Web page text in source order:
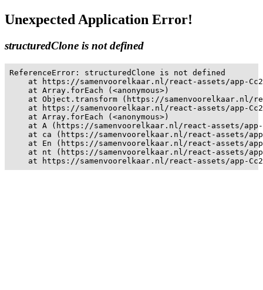
Unexpected Application Error!
structuredClone is not defined
ReferenceError: structuredClone is not defined
at https://samenvoorelkaar.nl/react-assets/app-
    at Array.forEach (<anonymous>)
at Object.transform (https://samenvoorelkaar.nl/
at https://samenvoorelkaar.nl/react-assets/app-
    at Array.forEach (<anonymous>)
at A (https://samenvoorelkaar.nl/react-assets/
at ca (https://samenvoorelkaar.nl/react-assets/
at En (https://samenvoorelkaar.nl/react-assets/
at nt (https://samenvoorelkaar.nl/react-assets/
at https://samenvoorelkaar.nl/react-assets/app-